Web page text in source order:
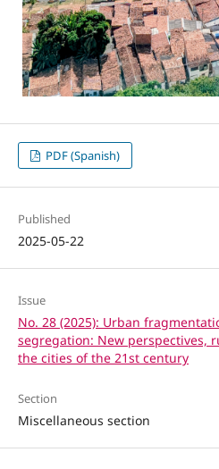
PDF (Spanish)
Published
2025-05-22
Issue
No. 28 (2025): Urban
segregation: New perspectives,
the cities of the 21st century
Section
Miscellaneous section